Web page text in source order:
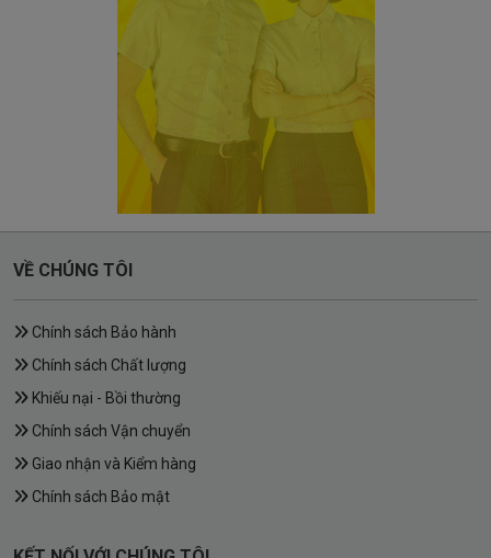
VỀ CHÚNG TÔI
Chính sách Bảo hành
Chính sách Chất lượng
Khiếu nại - Bồi thường
Chính sách Vận chuyển
Giao nhận và Kiểm hàng
Chính sách Bảo mật